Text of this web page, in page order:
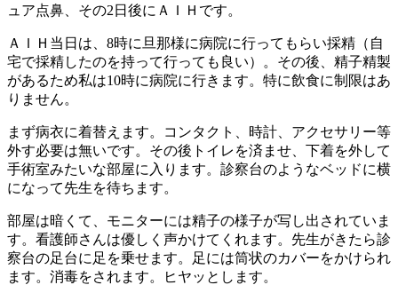
ュア点鼻、その2日後にＡＩＨです。
ＡＩＨ当日は、8時に旦那様に病院に行ってもらい採精（自
宅で採精したのを持って行っても良い）。その後、精子精製
があるため私は10時に病院に行きます。特に飲食に制限はあ
りません。
まず病衣に着替えます。コンタクト、時計、アクセサリー等
外す必要は無いです。その後トイレを済ませ、下着を外して
手術室みたいな部屋に入ります。診察台のようなベッドに横
になって先生を待ちます。
部屋は暗くて、モニターには精子の様子が写し出されていま
す。看護師さんは優しく声かけてくれます。先生がきたら診
察台の足台に足を乗せます。足には筒状のカバーをかけられ
ます。消毒をされます。ヒヤッとします。